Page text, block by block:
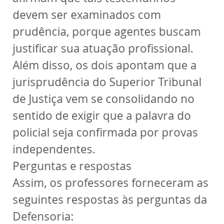
devem ser examinados com
prudência, porque agentes buscam
justificar sua atuação profissional.
Além disso, os dois apontam que a
jurisprudência do Superior Tribunal
de Justiça vem se consolidando no
sentido de exigir que a palavra do
policial seja confirmada por provas
independentes.
Perguntas e respostas
Assim, os professores forneceram as
seguintes respostas às perguntas da
Defensoria: